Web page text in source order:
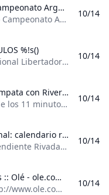
Palpite: Huracán x Tigre – Campeonato Argentino – 01/09/2024 Palpite Huracán x Tigre pelo Campeonato Argentino - Odds e prognósticos! Análise completa do jogo estatísticas e melhores apostas.
Palpite Huracán x Tigre pelo Campeonato Argentino - Odds e prognósticos! Análise completa do jogo, estatísticas e melhores apostas. Huracán vence Mesmo que o Tigre venha de sua performance mais surpreendente do ano, ainda tem pífias atuações como visitante. Já o Huracán, continua vivendo grande fase e não deve desperdiçar a oportunidade de terminar no topo da tabela. Dessa forma, o palpite de vitória do Huracán diante do Tigre, é a indicação no mercado resultado final para este confronto, que é válido pela décima terceira rodada do Campeonato Argentino em sua temporada 2024.
10/14
%!s()
Liga Profesional Prim. B Nacional Libertadores Sudamericana Copa Argentina Champions Elim. Conmebol Ranking Titulos Ranking Copas Int Liga Profesional Copa de la Liga -Historiales -Tabla Historica Copa Argentina Copas Nacionales Ranking Titulos Prim. B Nacional B Metro Federal A Primera C Prom. Amateur Reserva Femenino Ranking Copas Int Mundial Clubes Libertadores Sudamericana +Copas Conmebol Champions Europa League Conference +Copas UEFA Concachampions +Copas Concacaf Copas AFC Copas CAF Copas OFC
10/14
Argentina: Independiente empata con River pese a desventaja numérica Con un hombre menos desde los 11 minutos Independiente rescató el domingo un empate 0-0 ante el visitante River Plate por la decimotercera fecha de la liga de Argentina.
Con un hombre menos desde los 11 minutos, Independiente rescató el domingo un empate 0-0 ante el visitante River Plate por la decimotercera fecha de la liga de Argentina. PorHERNÁN ÁLVAREZAssociated PressSep. 1, 2024 8:36 PM PT Share Share viaClose extra sharing options- Facebook X Email Copy Link URLCopied! Print Con un hombre menos desde los 11 minutos, Independiente rescató el domingo un empate 0-0 ante el visitante River Plate por la decimotercera fecha de la liga de Argentina.
10/14
Fecha 13 de la Liga Profesional: calendario resultados posiciones y goles - TyC Sports Vélez goleó por 4-0 a Independiente Rivadavia y quedó solo en la punta por la derrota de Huracán ante Tigre. Además perdió Racing; ganaron Boca y San Lorenzo y fue empate entre Independiente y River.
Vélez goleó por 4-0 a Independiente Rivadavia y quedó solo en la punta por la derrota de Huracán ante Tigre. Además, perdió Racing; ganaron Boca y San Lorenzo y fue empate entre Independiente y River. Estadísticas Reels Vélez goleó por 4-0 a Independiente Rivadavia y quedó solo en la punta por la derrota de Huracán ante Tigre. Además, perdió Racing; ganaron Boca y San Lorenzo y fue empate entre Independiente y River.
10/14
River Plate - Últimas Noticias :: Olé - ole.com.ar River Plate - Olé. Más en http://www.ole.com . Noticias actualizadas las 24 horas.
River Plate - Olé. Más en http://www.ole.com . Noticias actualizadas las 24 horas. RIVER Por Redacción Olé RIVER RIVER RIVER RIVER RIVER RIVER RIVER RIVER INTERNACIONAL RIVER RIVER LIGA PROFESIONAL RIVER RIVER RIVER RIVER RIVER RIVER LIGA PROFESIONAL RIVER 17:15 Estudiantes (LP) vs. Instituto (C) ESPN Premium 17:15 Rosario Central vs. Banfield TNT SPORTS 19:30 Godoy Cruz vs. Newell’s ESPN, TV PUBLICA 19:30 San Lorenzo vs. Barracas Central TNT SPORTS
10/14